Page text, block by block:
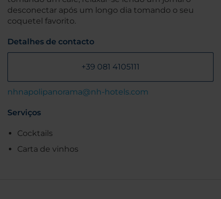
desconectar após um longo dia tomando o seu
coquetel favorito.
Detalhes de contacto
+39 081 4105111
nhnapolipanorama@nh-hotels.com
Serviços
Cocktails
Carta de vinhos